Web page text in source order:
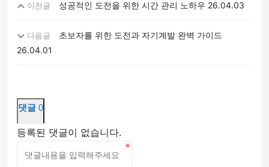
이전글 성공적인 도전을 위한 시간 관리 노하우 26.04.03
다음글
초보자를 위한 도전과 자기계발 완벽 가이드
26.04.01
댓글 0
등록된 댓글이 없습니다.